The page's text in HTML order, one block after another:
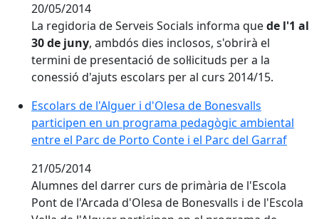
20/05/2014
La regidoria de Serveis Socials informa quede l'1 al
30 de juny, ambdós dies inclosos, s'obrirà el
termini de presentació de sol·licituds per a la
conessió d'ajuts escolars per al curs 2014/15.
Escolars de l'Alguer i d'Olesa de Bonesvalls
participen en un programa pedagògic ambiental
entre el Parc de Porto Conte i el Parc del Garraf
21/05/2014
Alumnes del darrer curs de primària de l'Escola
Pont de l'Arcada d'Olesa de Bonesvalls i de l'Escola